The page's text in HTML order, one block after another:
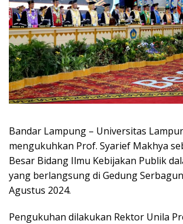
Bandar Lampung – Universitas
mengukuhkan Prof. Syarief Makhya
Besar Bidang Ilmu Kebijakan Publik
yang berlangsung di Gedung
Agustus 2024.
Pengukuhan dilakukan Rektor Unila